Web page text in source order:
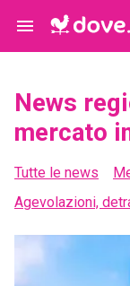
News
mercato
Tutte le news
Agevolazioni,